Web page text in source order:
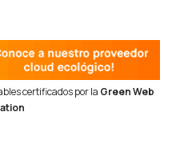
certificados por la Green Web